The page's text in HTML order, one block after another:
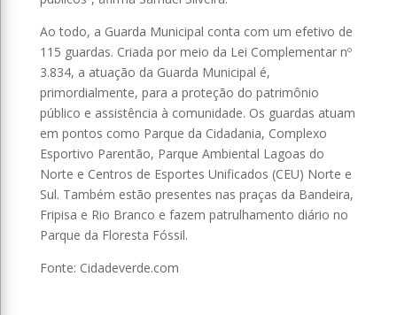
Ao todo, a Guarda Municipal conta com um efetivo de
115 guardas. Criada por meio da Lei Complementar nº
3.834, a atuação da Guarda Municipal é,
primordialmente, para a proteção do patrimônio
público e assistência à comunidade. Os guardas atuam
em pontos como Parque da Cidadania, Complexo
Esportivo Parentão, Parque Ambiental Lagoas do
Norte e Centros de Esportes Unificados (CEU) Norte e
Sul. Também estão presentes nas praças da Bandeira,
Fripisa e Rio Branco e fazem patrulhamento diário no
Parque da Floresta Fóssil.
Fonte: Cidadeverde.com